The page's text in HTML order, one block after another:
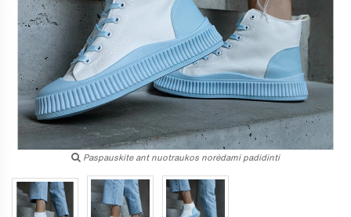
Paspauskite ant nuotraukos norėdami padidinti